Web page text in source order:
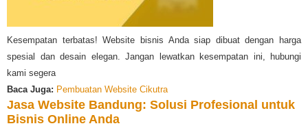
Kesempatan terbatas! Website bisnis Anda siap dibuat dengan harga
spesial dan desain elegan. Jangan lewatkan kesempatan ini, hubungi
kami segera
Baca Juga: Pembuatan Website Cikutra
Jasa Website Bandung: Solusi Profesional untuk
Bisnis Online Anda